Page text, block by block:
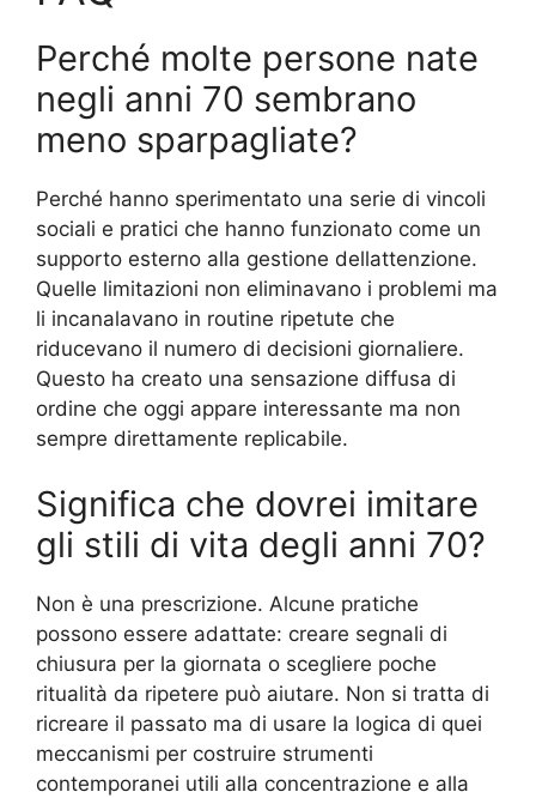
Perché molte persone nate
negli anni 70 sembrano
meno sparpagliate?
Perché hanno sperimentato una serie di vincoli
sociali e pratici che hanno funzionato come un
supporto esterno alla gestione dellattenzione.
Quelle limitazioni non eliminavano i problemi ma
li incanalavano in routine ripetute che
riducevano il numero di decisioni giornaliere.
Questo ha creato una sensazione diffusa di
ordine che oggi appare interessante ma non
sempre direttamente replicabile.
Significa che dovrei imitare
gli stili di vita degli anni 70?
Non è una prescrizione. Alcune pratiche
possono essere adattate: creare segnali di
chiusura per la giornata o scegliere poche
ritualità da ripetere può aiutare. Non si tratta di
ricreare il passato ma di usare la logica di quei
meccanismi per costruire strumenti
contemporanei utili alla concentrazione e alla